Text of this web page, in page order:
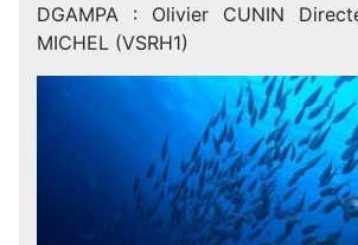
DGAMPA : Olivier CUNIN
MICHEL (VSRH1)